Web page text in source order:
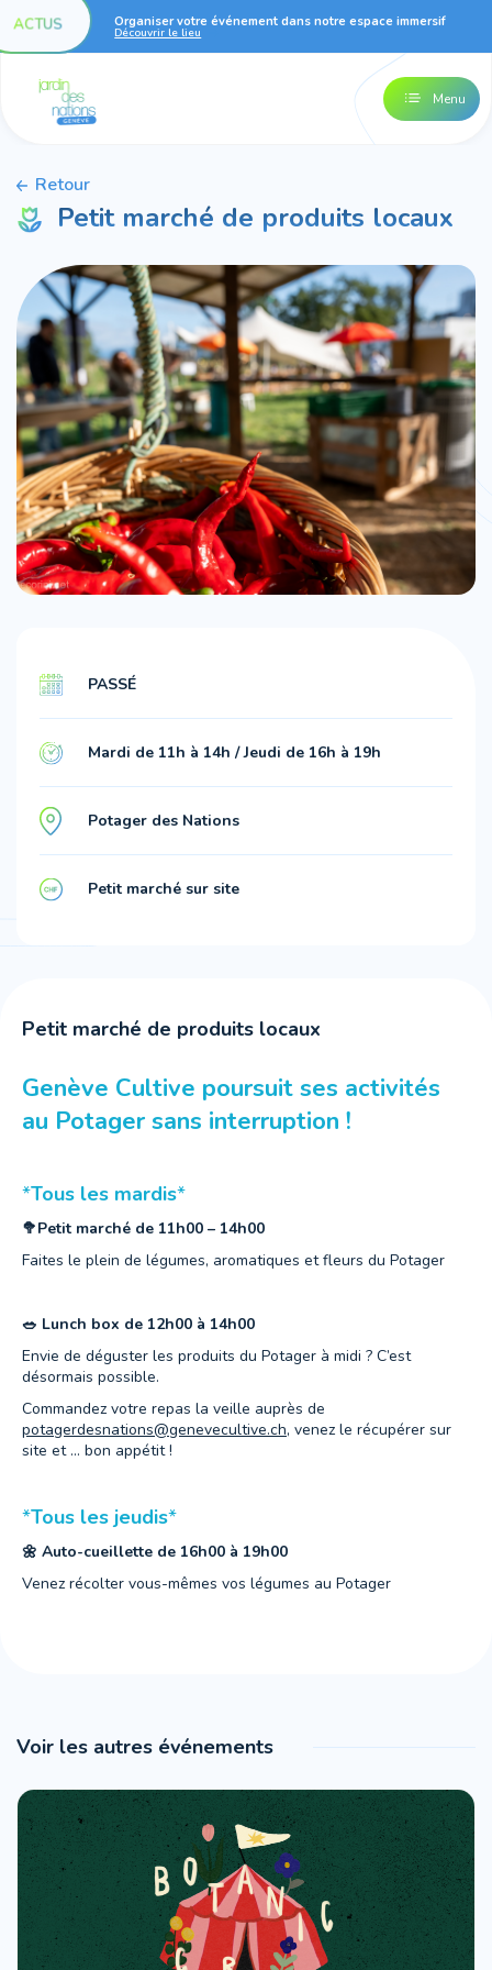
ACTUS Organiser votre événement dans notre espace immersif
Découvrir le lieu
Menu
Retour
Petit marché de produits locaux
PASSÉ
Mardi de 11h à 14h / Jeudi de 16h à 19h
Potager des Nations
Petit marché sur site
Petit marché de produits locaux
Genève Cultive poursuit ses activités
au Potager sans interruption !
*Tous les mardis*
🥦Petit marché de 11h00 – 14h00
Faites le plein de légumes, aromatiques et fleurs du Potager
🥗 Lunch box de 12h00 à 14h00
Envie de déguster les produits du Potager à midi ? C’est
désormais possible.
Commandez votre repas la veille auprès de
potagerdesnations@genevecultive.ch, venez le récupérer sur
site et … bon appétit !
*Tous les jeudis*
🌼 Auto-cueillette de 16h00 à 19h00
Venez récolter vous-mêmes vos légumes au Potager
Voir les autres événements